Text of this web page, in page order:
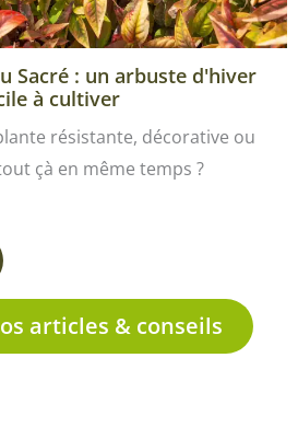
Sacré : un arbuste d'hiver
à cultiver
résistante, décorative ou
çà en même temps ?
articles & conseils